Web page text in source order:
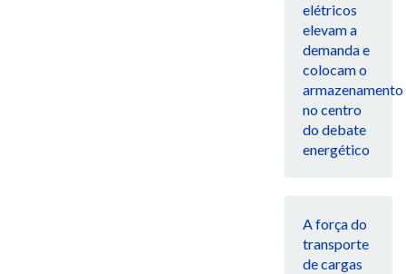
elétricos
elevam a
demanda e
colocam o
armazenamento
no centro
do debate
energético
A força do
transporte
de cargas